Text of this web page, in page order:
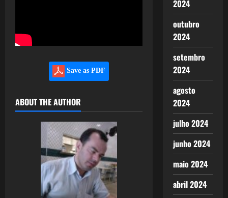
Save as PDF
ABOUT THE AUTHOR
2024
outubro
2024
setembro
2024
agosto
2024
julho 2024
junho 2024
maio 2024
abril 2024